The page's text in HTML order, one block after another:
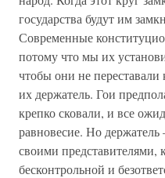
государства будут им
Современные
потому что мы их
чтобы они не переставали
их держатель. Гои
крепко сковали, и все
равновесие. Но
своими представителями,
бесконтрольной и